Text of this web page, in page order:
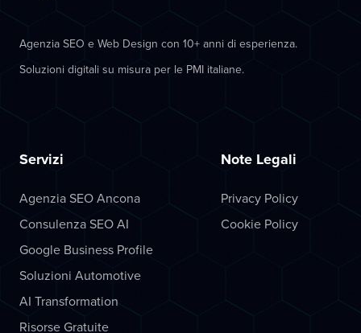
Agenzia SEO e Web Design con 10+ anni di esperienza.
Soluzioni digitali su misura per le PMI italiane.
Servizi
Agenzia SEO Ancona
Consulenza SEO AI
Google Business Profile
Soluzioni Automotive
AI Transformation
Risorse Gratuite
Note Legali
Privacy Policy
Cookie Policy